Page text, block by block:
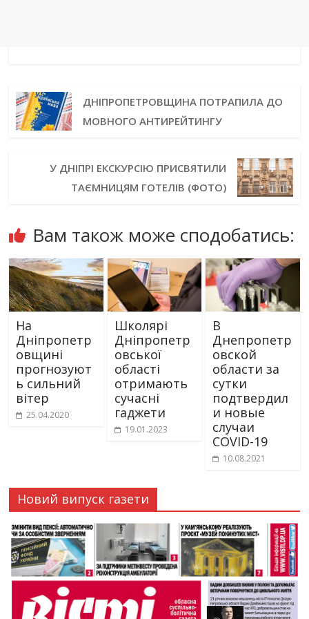
ДНІПРОПЕТРОВЩИНА ПОТРАПИЛА ДО
МОВНОГО АНТИРЕЙТИНГУ
У ДНІПРІ ЕКСКУРСІЮ ПРИСВЯТИЛИ
ТАЄМНИЦЯМ ГОТЕЛІВ (ФОТО)
Вам також може сподобатись:
На
Дніпропетр
овщині
прогнозуют
ь сильний
вітер
25.04.2020
Школярі
Дніпропетр
овської
області
отримають
сучасні
гаджети
19.01.2023
В
Днепропетр
овской
области за
сутки
подтвердил
и новые
случаи
COVID-19
10.08.2021
Новий випуск газети